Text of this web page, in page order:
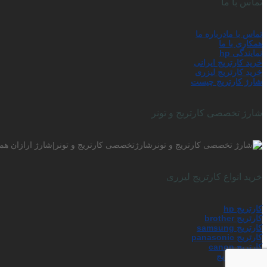
تماس با مادرباره ما
همکاری با ما
نمایندگی hp
خرید کارتریج ایرانی
خرید کارتریج لیزری
شارژ کارتریج چیست
شارژ تخصصی کارتریج و تونر
شارژتخصصی کارتریج و تونر|شارژ ارازان
خرید انواع کارتریج لیزری
کارتریج hp
کارتریج brother
کارتریج samsung
کارتریج panasonic
کارتریج canon
شارژ کارتریج